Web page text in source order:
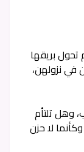
تحول بريقها
في نزولهن،
وهل تلتأم
لا حزن